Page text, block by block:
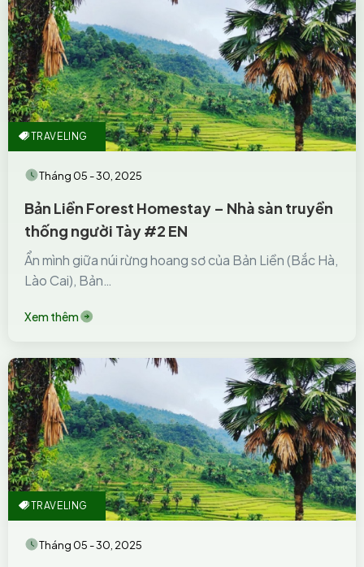
TRAVELING
Tháng 05 - 30, 2025
Bản Liền Forest Homestay – Nhà sàn truyền
thống người Tày #2 EN
Ẩn mình giữa núi rừng hoang sơ của Bản Liền (Bắc Hà,
Lào Cai), Bản…
Xem thêm
TRAVELING
Tháng 05 - 30, 2025